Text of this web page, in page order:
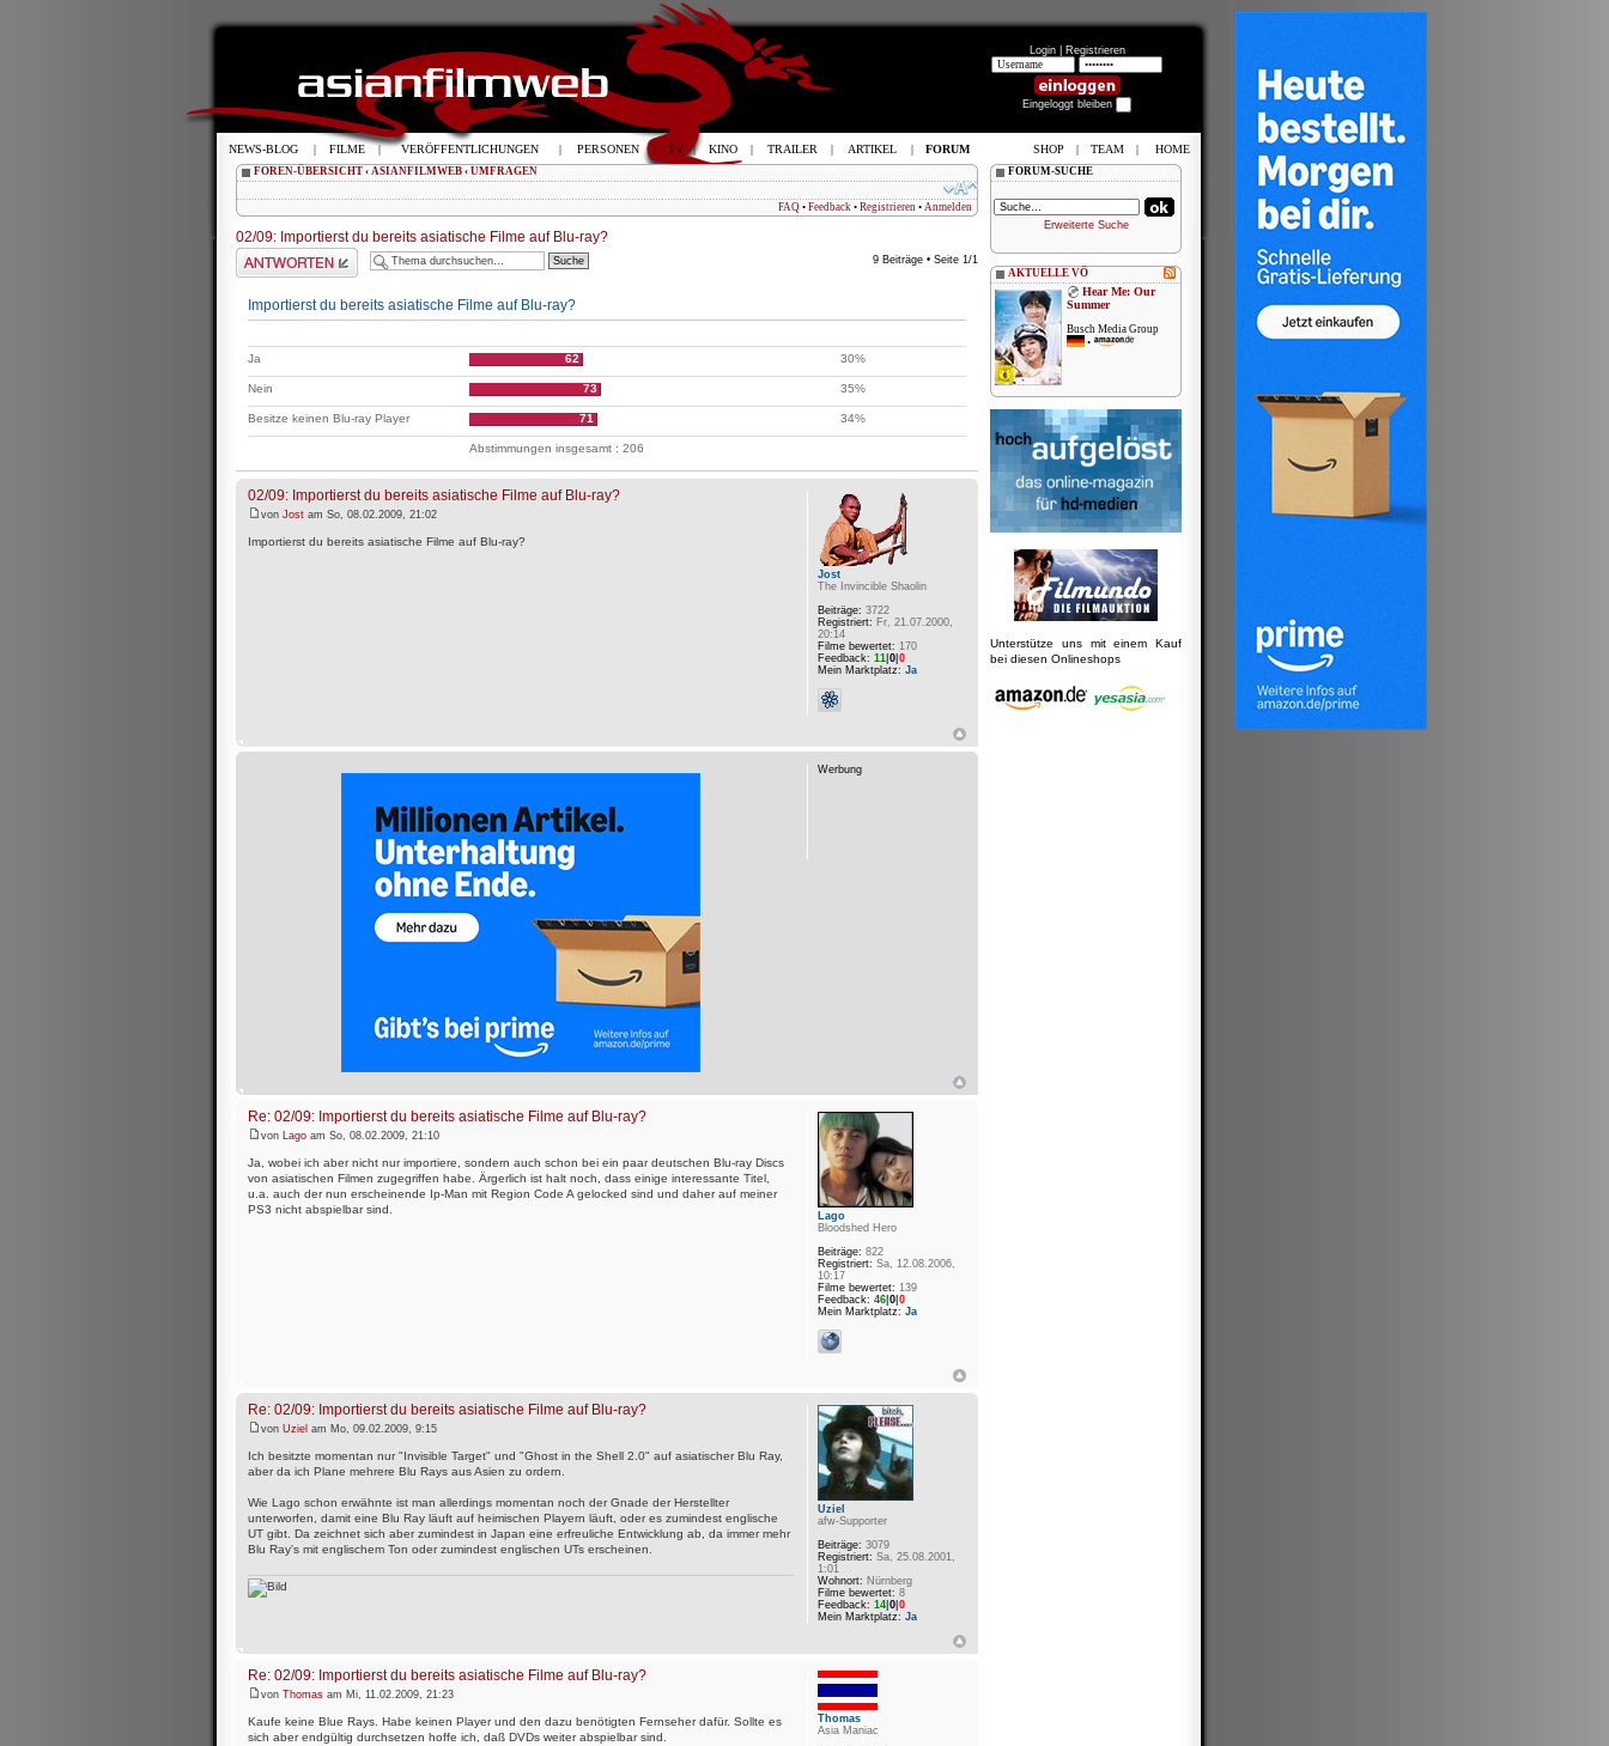
Login | Registrieren
Eingeloggt bleiben
FOREN-ÜBERSICHT ‹ ASIANFILMWEB ‹ UMFRAGEN
FAQ • Feedback • Registrieren • Anmelden
02/09: Importierst du bereits asiatische Filme auf Blu-ray?
Antwort schreiben 9 Beiträge • Seite 1 /1
Importierst du bereits asiatische Filme auf Blu-ray?
Ja 62 30%
Nein 73 35%
Besitze keinen Blu-ray Player 71 34%
Abstimmungen insgesamt : 206
02/09: Importierst du bereits asiatische Filme auf Blu-ray?
von Jost am So, 08.02.2009, 21:02
Importierst du bereits asiatische Filme auf Blu-ray?
Jost
The Invincible Shaolin
Beiträge: 3722
Registriert: Fr, 21.07.2000,
20:14
Filme bewertet: 170
Feedback: 11 0 0
Mein Marktplatz: Ja
Werbung
Re: 02/09: Importierst du bereits asiatische Filme auf Blu-ray?
von Lago am So, 08.02.2009, 21:10
Ja, wobei ich aber nicht nur importiere, sondern auch schon bei ein paar deutschen Blu-ray Discs
von asiatischen Filmen zugegriffen habe. Ärgerlich ist halt noch, dass einige interessante Titel,
u.a. auch der nun erscheinende Ip-Man mit Region Code A gelocked sind und daher auf meiner
PS3 nicht abspielbar sind.
Lago
Bloodshed Hero
Beiträge: 822
Registriert: Sa, 12.08.2006,
10:17
Filme bewertet: 139
Feedback: 46 0 0
Mein Marktplatz: Ja
Re: 02/09: Importierst du bereits asiatische Filme auf Blu-ray?
von Uziel am Mo, 09.02.2009, 9:15
Ich besitzte momentan nur "Invisible Target" und "Ghost in the Shell 2.0" auf asiatischer Blu Ray,
aber da ich Plane mehrere Blu Rays aus Asien zu ordern.
Wie Lago schon erwähnte ist man allerdings momentan noch der Gnade der Herstellter
unterworfen, damit eine Blu Ray läuft auf heimischen Playern läuft, oder es zumindest englische
UT gibt. Da zeichnet sich aber zumindest in Japan eine erfreuliche Entwicklung ab, da immer mehr
Blu Ray's mit englischem Ton oder zumindest englischen UTs erscheinen.
Uziel
afw-Supporter
Beiträge: 3079
Registriert: Sa, 25.08.2001,
1:01
Wohnort: Nürnberg
Filme bewertet: 8
Feedback: 14 0 0
Mein Marktplatz: Ja
Re: 02/09: Importierst du bereits asiatische Filme auf Blu-ray?
von Thomas am Mi, 11.02.2009, 21:23
Kaufe keine Blue Rays. Habe keinen Player und den dazu benötigten Fernseher dafür. Sollte es
sich aber endgültig durchsetzen hoffe ich, daß DVDs weiter abspielbar sind.
Thomas
Asia Maniac
FORUM-SUCHE
Erweiterte Suche
AKTUELLE VÖ
Sword of the
Demon Hunter:
KSM
Unterstütze uns mit einem Kauf
bei diesen Onlineshops
NEWS-BLOG | FILME | VERÖFFENTLICHUNGEN | PERSONEN | TV | KINO | TRAILER | ARTIKEL | FORUM SHOP | TEAM | HOME